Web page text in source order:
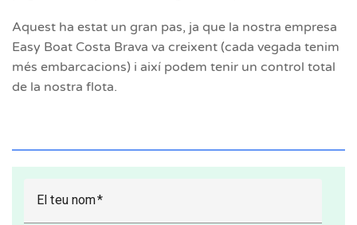
Aquest ha estat un gran pas, ja que la nostra empresa
Easy Boat Costa Brava va creixent (cada vegada tenim
més embarcacions) i així podem tenir un control total
de la nostra flota.
El teu nom